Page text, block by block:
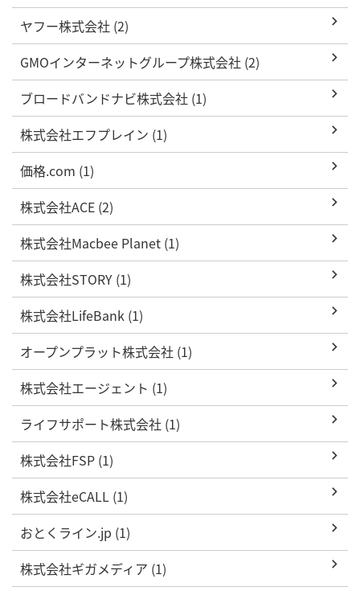
ヤフー株式会社 (2)
GMOインターネットグループ株式会社 (2)
ブロードバンドナビ株式会社 (1)
株式会社エフプレイン (1)
価格.com (1)
株式会社ACE (2)
株式会社Macbee Planet (1)
株式会社STORY (1)
株式会社LifeBank (1)
オープンプラット株式会社 (1)
株式会社エージェント (1)
ライフサポート株式会社 (1)
株式会社FSP (1)
株式会社eCALL (1)
おとくライン.jp (1)
株式会社ギガメディア (1)